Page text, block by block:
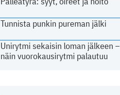
Tunnista punkin pureman jälki
Unirytmi sekaisin loman jälkeen –
näin vuorokausirytmi palautuu